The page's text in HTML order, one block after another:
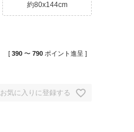
[ 390 〜 790 ポイント進呈 ]
約80x144cm
お気に入りに登録する